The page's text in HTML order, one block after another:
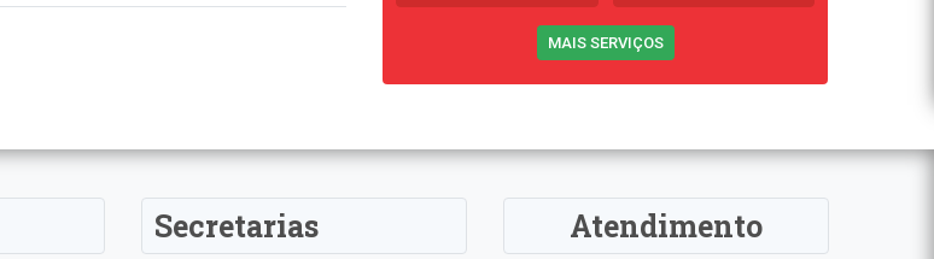
MAIS SERVIÇOS
Secretarias Atendimento